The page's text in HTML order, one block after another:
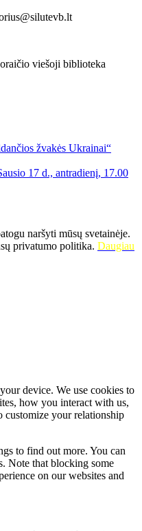
viešoji biblioteka
žvakės Ukrainai“
17 d., antradienį, 17.00
naršyti mūsų svetainėje.
privatumo politika. Daugiau
device. We use cookies to
how you interact with us,
customize your relationship
to find out more. You can
Note that blocking some
on our websites and